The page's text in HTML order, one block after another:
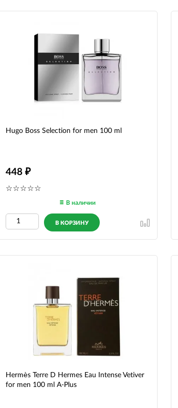
Hugo Boss Selection for men 100 ml
448
В наличии
В КОРЗИНУ
Hermès Terre D Hermes Eau Intense Vetiver
for men 100 ml A-Plus